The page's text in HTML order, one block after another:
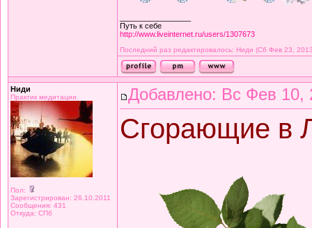
Путь к себе
http://www.liveinternet.ru/users/1307673
Последний раз редактировалось: Ниди (Сб Фев 23,
Ниди
Практик медитации.
Пол:
Зарегистрирован: 26.10.2011
Сообщения: 431
Откуда: СПб
Добавлено: Вс Фев 10,
Сгорающие в